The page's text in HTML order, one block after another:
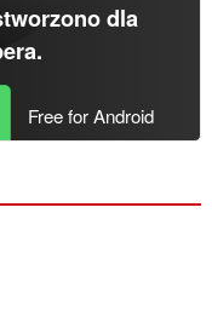
dla
.
Free for Android